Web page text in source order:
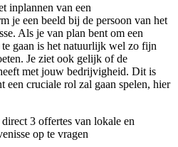
inplannen van een
je een beeld bij de persoon van het
Als je van plan bent om een
gaan is het natuurlijk wel zo fijn
Je ziet ook gelijk of de
met jouw bedrijvigheid. Dit is
een cruciale rol zal gaan spelen, hier
3 offertes van lokale en
op te vragen